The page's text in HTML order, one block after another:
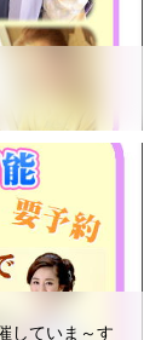
していま～す